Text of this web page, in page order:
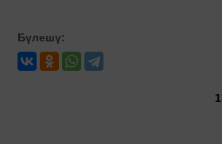
Бүлешү: